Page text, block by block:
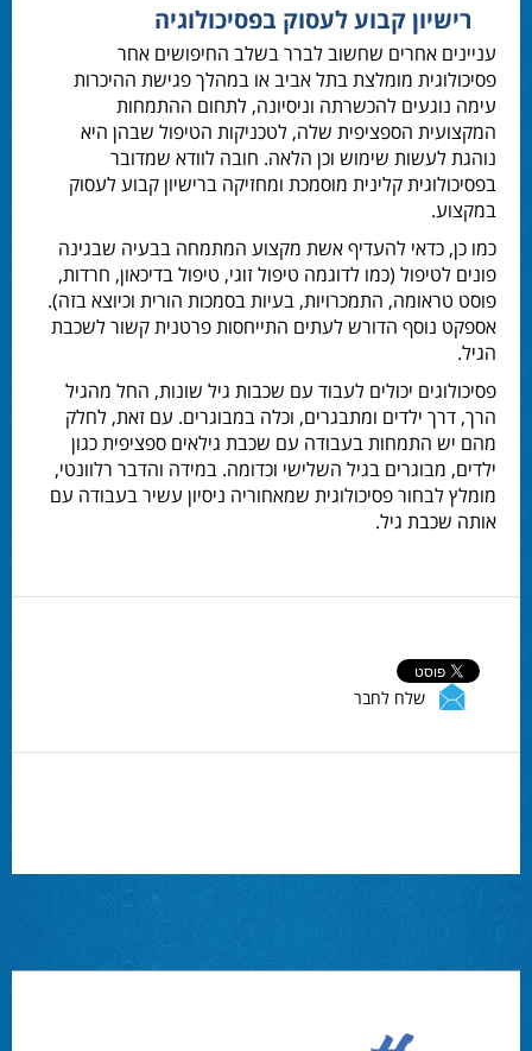
רישיון קבוע לעסוק בפסיכולוגיה
עניינים אחרים שחשוב לברר בשלב החיפושים אחר
פסיכולוגית מומלצת בתל אביב או במהלך פגישת ההיכרות
עימה נוגעים להכשרתה וניסיונה, לתחום ההתמחות
המקצועית הספציפית שלה, לטכניקות הטיפול שבהן היא
נוהגת לעשות שימוש וכן הלאה. חובה לוודא שמדובר
בפסיכולוגית קלינית מוסמכת ומחזיקה ברישיון קבוע לעסוק
במקצוע.
כמו כן, כדאי להעדיף אשת מקצוע המתמחה בבעיה שבגינה
פונים לטיפול (כמו לדוגמה טיפול זוגי, טיפול בדיכאון, חרדות,
פוסט טראומה, התמכרויות, בעיות בסמכות הורית וכיוצא בזה).
אספקט נוסף הדורש לעתים התייחסות פרטנית קשור לשכבת
הגיל.
פסיכולוגים יכולים לעבוד עם שכבות גיל שונות, החל מהגיל
הרך, דרך ילדים ומתבגרים, וכלה במבוגרים. עם זאת, לחלק
מהם יש התמחות בעבודה עם שכבת גילאים ספציפית כגון
ילדים, מבוגרים בגיל השלישי וכדומה. במידה והדבר רלוונטי,
מומלץ לבחור פסיכולוגית שמאחוריה ניסיון עשיר בעבודה עם
אותה שכבת גיל.
שלח לחבר